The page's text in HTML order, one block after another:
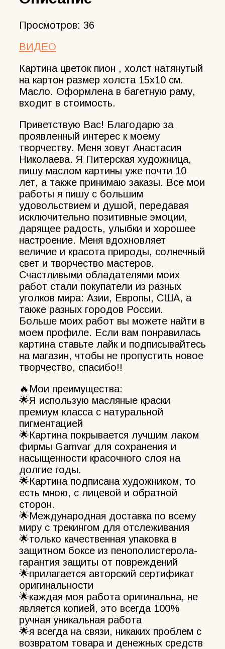
Просмотров: 36
ВИДЕО
Картина цветок пион , холст натянутый
на картон размер холста 15х10 см.
Масло. Оформлена в багетную раму,
входит в стоимость.
Приветствую Вас! Благодарю за
проявленный интерес к моему
творчеству. Меня зовут Анастасия
Николаева. Я Питерская художница,
пишу маслом картины уже почти 10
лет, а также принимаю заказы. Все мои
работы я пишу с большим
удовольствием и душой, передавая
исключительно позитивные эмоции,
дарящее радость, улыбки и хорошее
настроение. Меня вдохновляет
величие и красота природы, солнечный
свет и творчество мастеров.
Счастливыми обладателями моих
работ стали покупатели из разных
уголков мира: Азии, Европы, США, а
также разных городов России.
Больше моих работ вы можете найти в
моем профиле. Если вам понравилась
картина ставьте лайк и подписывайтесь
на магазин, чтобы не пропустить новое
творчество, спасибо!!
🔥Мои преимущества:
🌟Я использую масляные краски
премиум класса с натуральной
пигментацией
🌟Картина покрывается лучшим лаком
фирмы Gamvar для сохранения и
насыщенности красочного слоя на
долгие годы.
🌟Картина подписана художником, то
есть мною, с лицевой и обратной
сторон.
🌟Международная доставка по всему
миру с трекингом для отслеживания
🌟только качественная упаковка в
защитном боксе из пенополистерола-
гарантия защиты от повреждений
🌟прилагается авторский сертификат
оригинальности
🌟каждая моя работа оригинальна, не
является копией, это всегда 100%
ручная уникальная работа
🌟я всегда на связи, никаких проблем с
возвратом товара и денежных средств